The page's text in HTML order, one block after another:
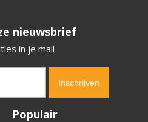
nieuwsbrief
in je mail
Populair